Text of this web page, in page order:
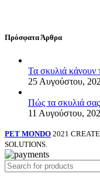
Πρόσφατα Άρθρα
Τα σκυλιά κάνουν
25 Αυγούστου,
Πώς τα σκυλιά
11 Αυγούστου,
PET MONDO 2021
SOLUTIONS.